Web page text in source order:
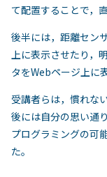
て配置することで，
後半には，距離セン
上に表示させたり，
タをWebページ上に
受講者らは，慣れな
後には自分の思い通
プログラミングの可
た。